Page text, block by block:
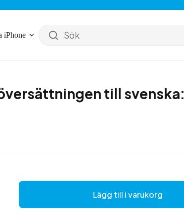
iPhone Sök
till svenska:
Lägg till i varukorg